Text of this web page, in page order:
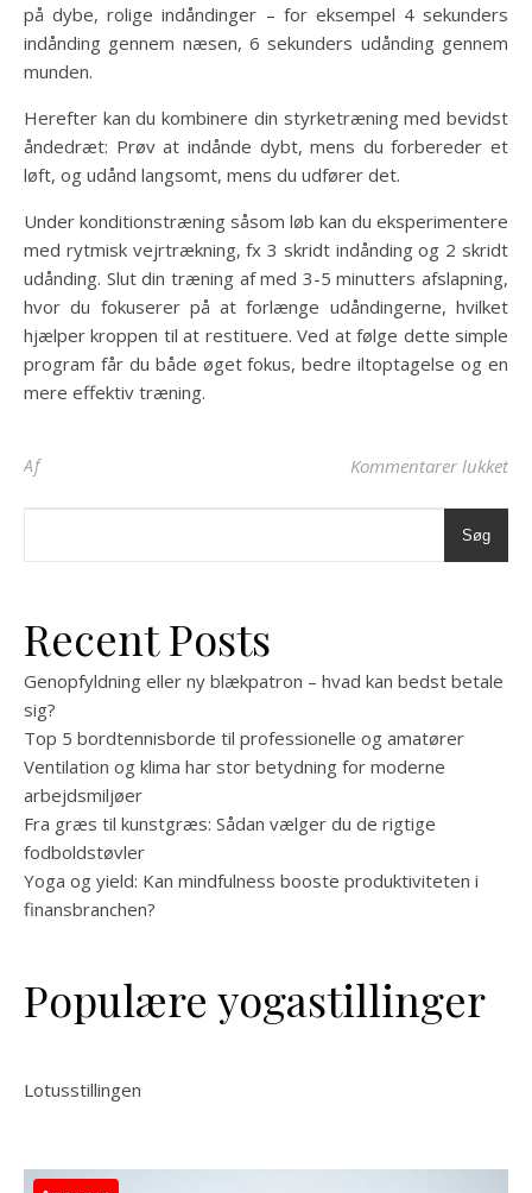
på dybe, rolige indåndinger – for eksempel 4 sekunders
indånding gennem næsen, 6 sekunders udånding gennem
munden.
Herefter kan du kombinere din styrketræning med bevidst
åndedræt: Prøv at indånde dybt, mens du forbereder et
løft, og udånd langsomt, mens du udfører det.
Under konditionstræning såsom løb kan du eksperimentere
med rytmisk vejrtrækning, fx 3 skridt indånding og 2 skridt
udånding. Slut din træning af med 3-5 minutters afslapning,
hvor du fokuserer på at forlænge udåndingerne, hvilket
hjælper kroppen til at restituere. Ved at følge dette simple
program får du både øget fokus, bedre iltoptagelse og en
mere effektiv træning.
Af Kommentarer lukkettil
Søg
Recent Posts
Genopfyldning eller ny blækpatron – hvad kan bedst betale
sig?
Top 5 bordtennisborde til professionelle og amatører
Ventilation og klima har stor betydning for moderne
arbejdsmiljøer
Fra græs til kunstgræs: Sådan vælger du de rigtige
fodboldstøvler
Yoga og yield: Kan mindfulness booste produktiviteten i
finansbranchen?
Populære yogastillinger
Lotusstillingen